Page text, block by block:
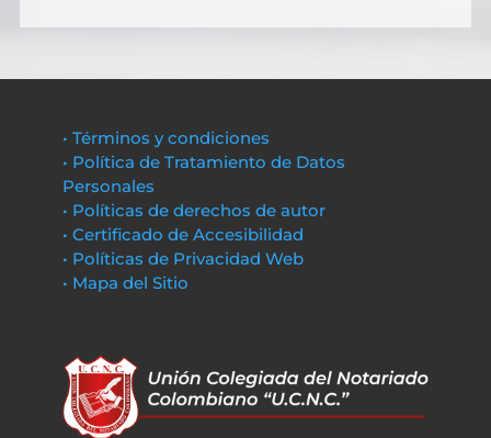
• Términos y condiciones
• Política de Tratamiento de Datos
Personales
• Políticas de derechos de autor
• Certificado de Accesibilidad
• Políticas de Privacidad Web
• Mapa del Sitio